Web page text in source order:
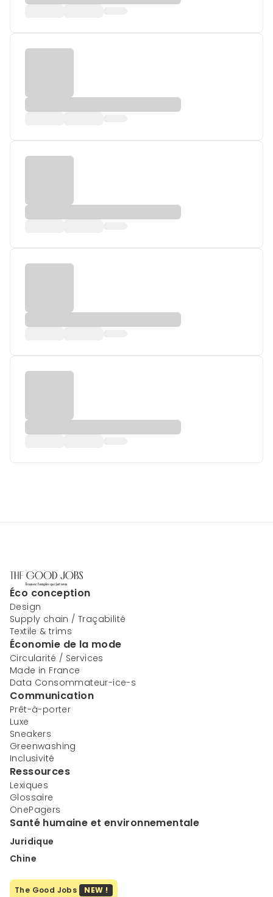
Éco conception
Design
Supply chain / Traçabilité
Textile & trims
Économie de la mode
Circularité / Services
Made in France
Data Consommateur-ice-s
Communication
Prêt-à-porter
Luxe
Sneakers
Greenwashing
Inclusivité
Ressources
Lexiques
Glossaire
OnePagers
Santé humaine et environnementale
Juridique
Chine
The Good Jobs NEW !